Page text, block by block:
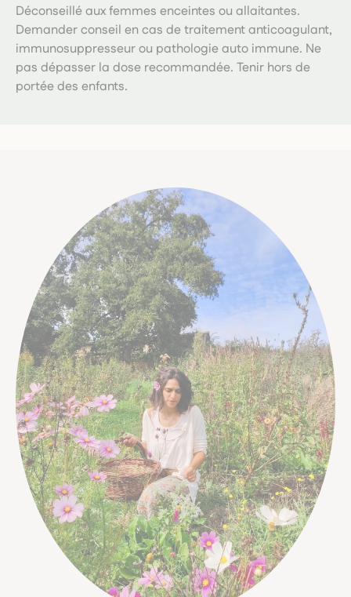
Déconseillé aux femmes enceintes ou allaitantes.
Demander conseil en cas de traitement anticoagulant,
immunosuppresseur ou pathologie auto immune. Ne
pas dépasser la dose recommandée. Tenir hors de
portée des enfants.